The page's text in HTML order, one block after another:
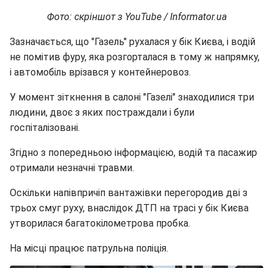
Фото: скріншот з YouTube / Informator.ua
Зазначається, що "Газель" рухалася у бік Києва, і водій
не помітив фуру, яка розгорталася в тому ж напрямку,
і автомобіль врізався у контейнеровоз.
У момент зіткнення в салоні "Газелі" знаходилися три
людини, двоє з яких постраждали і були
госпіталізовані.
Згідно з попередньою інформацією, водій та пасажир
отримали незначні травми.
Оскільки напівпричіп вантажівки перегородив дві з
трьох смуг руху, внаслідок ДТП на трасі у бік Києва
утворилася багатокілометрова пробка.
На місці працює патрульна поліція.